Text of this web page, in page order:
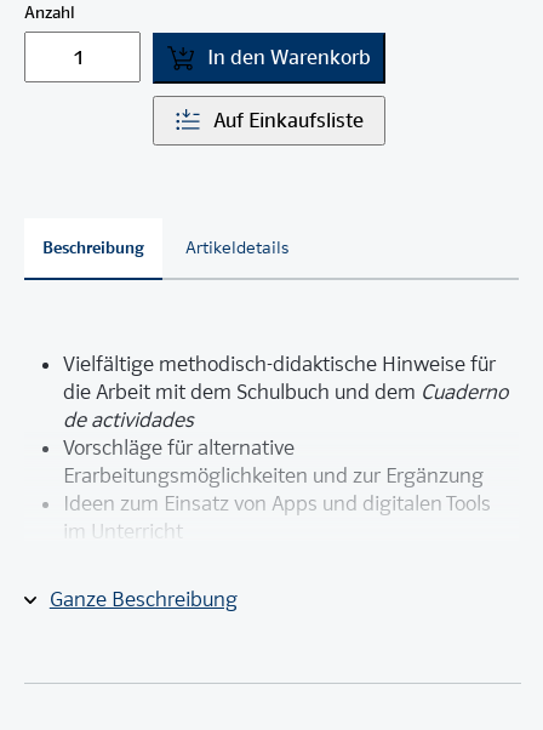
Anzahl
In den Warenkorb
Auf Einkaufsliste
Beschreibung Artikeldetails
Ganze Beschreibung
Vielfältige methodisch-didaktische Hinweise für
die Arbeit mit dem Schulbuch und dem Cuaderno
de actividades
Vorschläge für alternative
Erarbeitungsmöglichkeiten und zur Ergänzung
Ideen zum Einsatz von Apps und digitalen Tools
im Unterricht
für Aktivitäten zur zufälligen Gruppenbildung
Referenzrahmen)